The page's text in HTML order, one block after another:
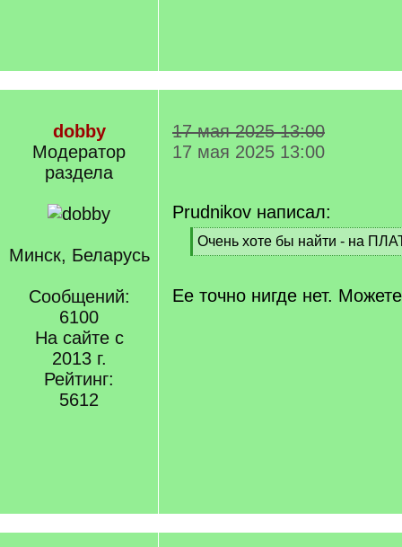
dobby
Модератор
раздела
Минск, Беларусь
Сообщений:
6100
На сайте с
2013 г.
Рейтинг:
5612
17 мая 2025 13:00
17 мая 2025 13:00
Prudnikov написал:
[
q
Очень хоте бы найти - на
[
q
Ее точно нигде нет.